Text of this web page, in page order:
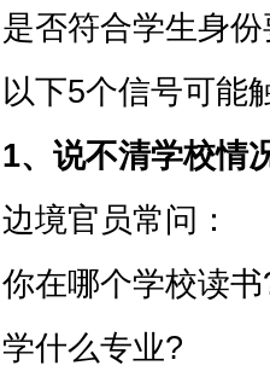
是否符合学生身份
以下5个信号可能
1、说不清学校情
边境官员常问：
你在哪个学校读书
学什么专业?